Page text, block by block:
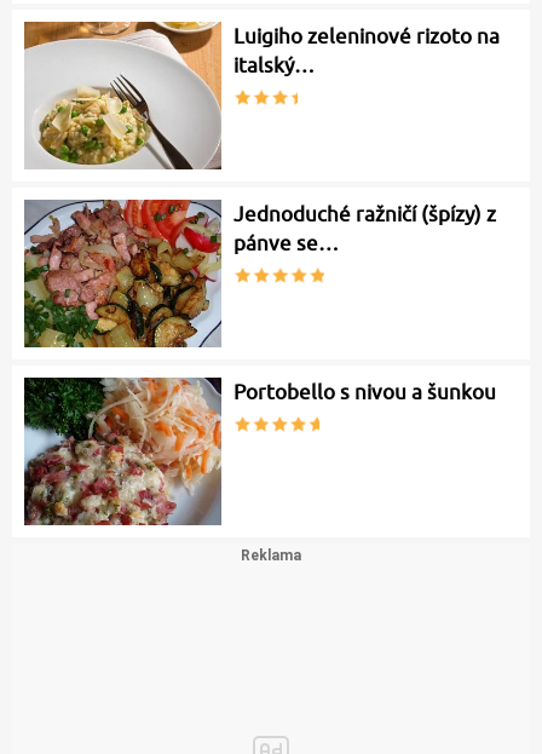
Luigiho zeleninové rizoto na
italský…
Jednoduché ražničí (špízy) z
pánve se…
Portobello s nivou a šunkou